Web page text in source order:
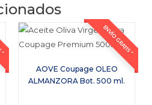
* ENVÍO GRATIS *
AOVE Coupage OLEO
ALMANZORA Bot. 500 ml.